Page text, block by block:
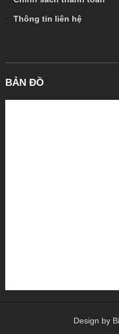
Thông tin liên hệ
BẢN ĐỒ
Design by